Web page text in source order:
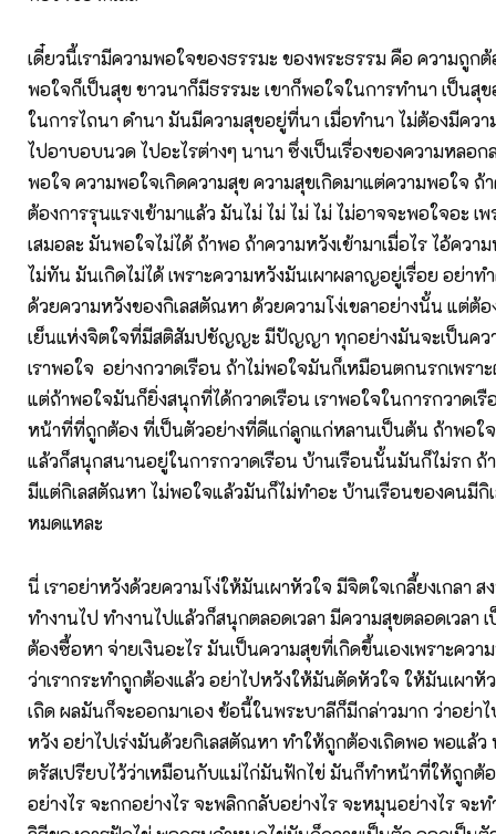
เดี๋ยวนี้เรามีความพอใจของธรรมะ ของพระธรรม คือ ความถูก
พอใจก็เป็นสุข ชาวนาก็มีธรรมะ เขาก็พอใจในการทำนา เป็นสุ
ในการไถนา ดำนา มันมีความสุขอยู่ที่นา เมื่อทำนา ไม่ต้องมีควา
ไปอาบอบนวด ไปอะไรต่างๆ นานา ซึ่งเป็นเรื่องของความหลอก
พอใจ ความพอใจเกิดความสุข ความสุขเกิดมาแต่ความพอใจ ถ้
ต้องการรุนแรงเข้ามาแล้ว มันไม่ ไม่ ไม่ ไม่ ไม่อาจจะพอใจอะ เ
เสมอละ มันพอใจไม่ได้ ถ้าพอ ถ้าความหวังเข้ามาเมื่อไร ไอ้ควา
ไม่ทัน มันเกิดไม่ได้ เพราะความหวังมันเผาผลาญอยู่เรื่อย อย่าท
ด้วยความหวังของกิเลสตัณหา ด้วยความโง่เขลาอย่างนั้น แต่ต้
เย็นแห่งจิตใจที่มีสติสัมปชัญญะ มีปัญญา ทุกอย่างมันจะเป็นคว
เราพอใจ อย่างกวาดเรือน ถ้าไม่พอใจมันก็เหมือนตกนรกเพรา
แต่ถ้าพอใจมันก็ยิ่งสนุกที่ได้กวาดเรือน เราพอใจในการกวาดเรื
หน้าที่ที่ถูกต้อง ที่เป็นตัวอย่างที่ดีแก่ลูกแก่หลานเป็นต้น ถ้าพอใ
แล้วก็สนุกสนานอยู่ในการกวาดเรือน บ้านเรือนนั้นมันก็ไม่รก ถ้
มีแต่กิเลสตัณหา ไม่พอใจแล้วมันก็ไม่ทำอะ บ้านเรือนของคนมีกิ
หมดแหละ
นี่ เราอย่าหวังด้วยความโง่ให้มันเผาหัวใจ มีจิตใจเกลี้ยงเกลา ส
ทำงานไป ทำงานไปแล้วก็สนุกตลอดเวลา มีความสุขตลอดเวลา
ต้องซื้อหา จ่ายเงินอะไร มันเป็นความสุขที่เกิดขึ้นเองเพราะคว
ว่าเรากระทำถูกต้องแล้ว อย่าไปหวังให้มันตัดหัวใจ ให้มันเผาหั
เถิด ผลมันก็จะออกมาเอง ข้อนี้ในพระบาลีก็มีกล่าวมาก ว่าอย่า
หวัง อย่าไปเร่งมันด้วยกิเลสตัณหา ทำให้ถูกต้องเถิดพอ พอแล้ว
ตรัสเปรียบไว้ว่าเหมือนกับแม่ไก่มันฟักไข่ มันก็ทำหน้าที่ให้ถูกต้
อย่างไร จะกกอย่างไร จะพลิกกลับอย่างไร จะหมุนอย่างไร จะ